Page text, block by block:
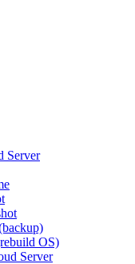
Server
OS)
Server